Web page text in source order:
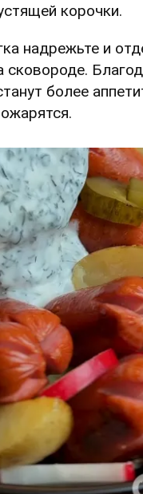
корочки.
надрежьте и
сковороде.
более